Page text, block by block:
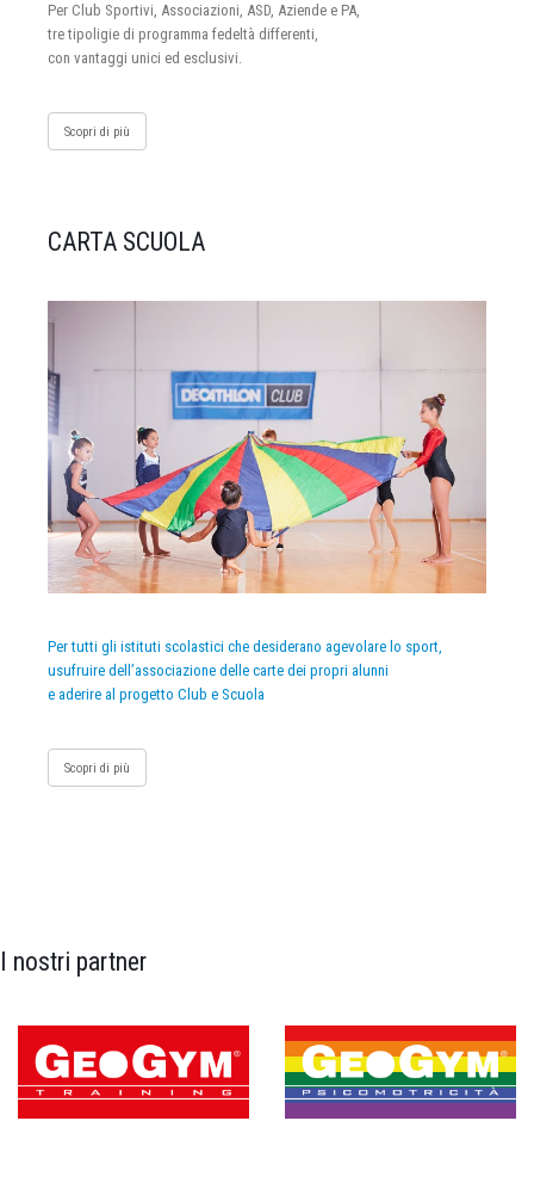
Per Club Sportivi, Associazioni, ASD, Aziende e PA,
tre tipoligie di programma fedeltà differenti,
con vantaggi unici ed esclusivi.
Scopri di più
CARTA SCUOLA
Per tutti gli istituti scolastici che desiderano agevolare lo sport,
usufruire dell’associazione delle carte dei propri alunni
e aderire al progetto Club e Scuola
Scopri di più
I nostri partner